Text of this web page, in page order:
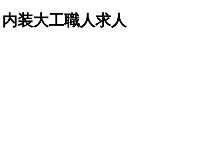
装大工職人求人